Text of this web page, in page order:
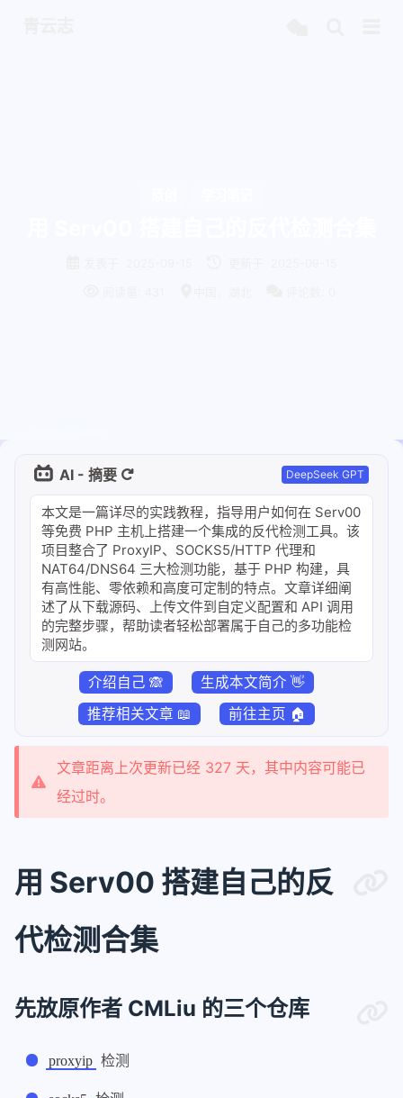
AI - 摘要 DeepSeek GPT
本文是一篇详尽的实践教程，指导用户如何在 Serv00
等免费 PHP 主机上搭建一个集成的反代检测工具。该
项目整合了 ProxyIP、SOCKS5/HTTP 代理和
NAT64/DNS64 三大检测功能，基于 PHP 构建，具
有高性能、零依赖和高度可定制的特点。文章详细阐
述了从下载源码、上传文件到自定义配置和 API 调用
的完整步骤，帮助读者轻松部署属于自己的多功能检
测网站。
介绍自己 🙈
生成本文简介 👋
推荐相关文章 📖
前往主页 🏠
文章距离上次更新已经 327 天，其中内容可能已
经过时。
用 Serv00 搭建自己的反
代检测合集
先放原作者 CMLiu 的三个仓库
proxyip 检测